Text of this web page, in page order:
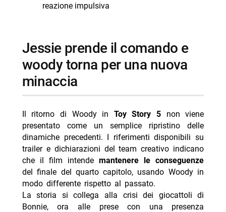
reazione impulsiva
Jessie prende il comando e
woody torna per una nuova
minaccia
Il ritorno di Woody in Toy Story 5non viene
presentato come un semplice ripristino delle
dinamiche precedenti. I riferimenti disponibili su
trailer e dichiarazioni del team creativo indicano
che il film intendemantenere le conseguenze
del finale del quarto capitolo, usando Woody in
modo differente rispetto al passato.
La storia si collega alla crisi dei giocattoli di
Bonnie, ora alle prese con una presenza